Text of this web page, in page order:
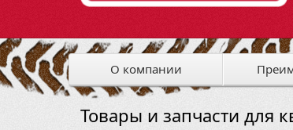
О компании
Товары и запчасти для